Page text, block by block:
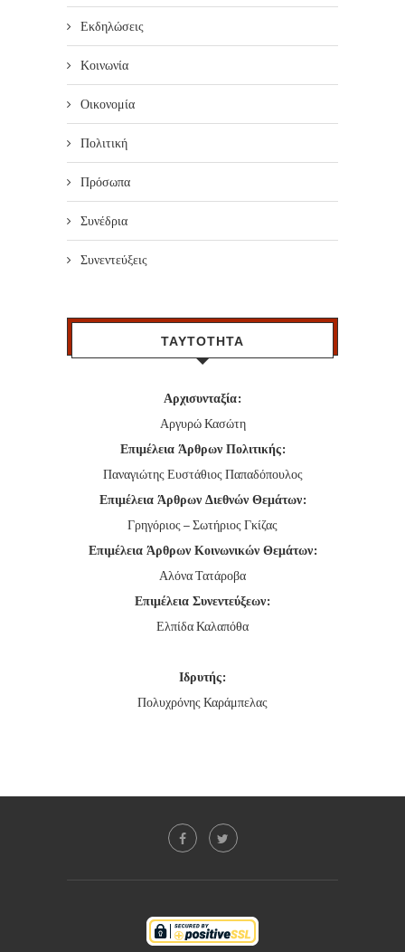
Εκδηλώσεις
Κοινωνία
Οικονομία
Πολιτική
Πρόσωπα
Συνέδρια
Συνεντεύξεις
ΤΑΥΤΟΤΗΤΑ
Αρχισυνταξία:
Αργυρώ Κασώτη
Επιμέλεια Άρθρων Πολιτικής:
Παναγιώτης Ευστάθιος Παπαδόπουλος
Επιμέλεια Άρθρων Διεθνών Θεμάτων:
Γρηγόριος – Σωτήριος Γκίζας
Επιμέλεια Άρθρων Κοινωνικών Θεμάτων:
Αλόνα Τατάροβα
Επιμέλεια Συνεντεύξεων:
Ελπίδα Καλαπόθα
Ιδρυτής:
Πολυχρόνης Καράμπελας